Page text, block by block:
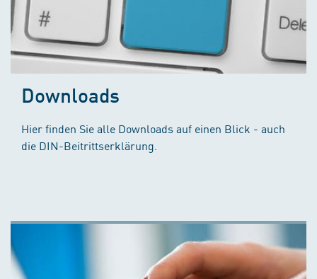
Downloads
Hier finden Sie alle Downloads auf einen Blick - auch
die DIN-Beitrittserklärung.